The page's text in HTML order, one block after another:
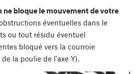
ne bloque le mouvement de votre
éventuelles dans le
ou tout résidu éventuel
bloqué vers la courroie
la poulie de l'axe Y).